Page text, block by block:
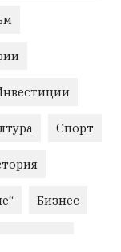
Спорт
Бизнес